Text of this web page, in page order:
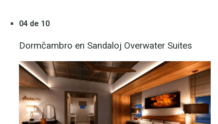
04 de 10
Dormĉambro en Sandaloj Overwater Suites